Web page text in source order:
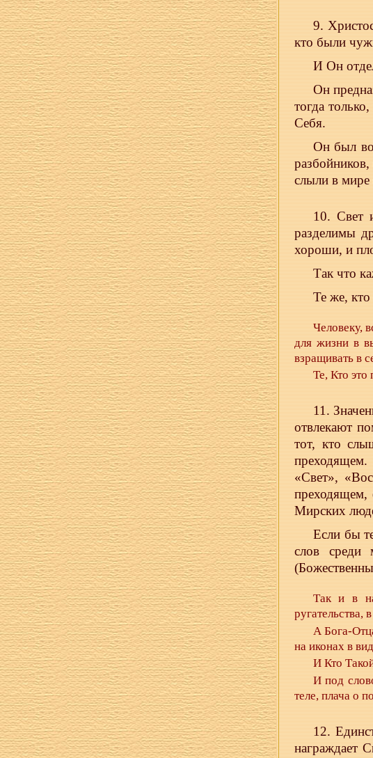
9.
кто были
И Он
Он
тогда
Себя.
Он был
слыли в
10. Свет
разделимы
хороши, и
Так что
Те же,
Человеку,
для жизни в
взращивать в
Те, Кто
11.
отвлекают
тот, кто
«Свет»,
преходящем,
Мирских
Если бы
слов среди
Так и в
ругательства,
А Бога-
на иконах в
И Кто
И под
теле, плача о
12.